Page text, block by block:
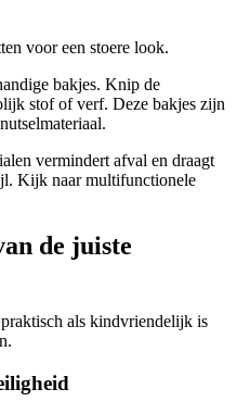
voor een stoere look.
bakjes. Knip de
stof of verf. Deze bakjes zijn
vermindert afval en draagt
Kijk naar multifunctionele
de juiste
als kindvriendelijk is